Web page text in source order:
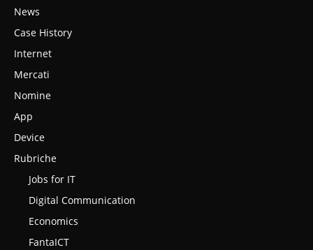
News
Case History
Internet
Mercati
Nomine
App
Device
Rubriche
Jobs for IT
Digital Communication
Economics
FantaICT